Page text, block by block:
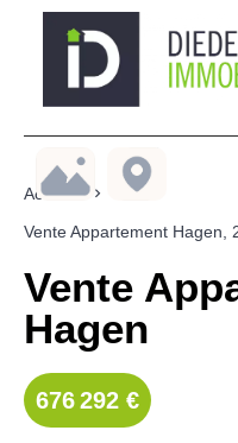
Accueil
Vente Appartement Hagen,
Vente
Hagen
676 292 €